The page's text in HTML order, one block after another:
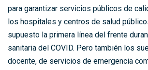
para garantizar servicios públicos de
los hospitales y centros de salud
supuesto la primera línea del frente
sanitaria del COVID. Pero también los
docente, de servicios de emergencia